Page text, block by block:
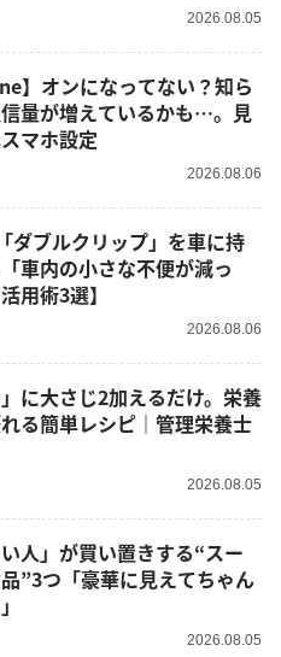
2026.08.05
量が増えているかも…。見
マホ設定
2026.08.06
車内の小さな不便が減っ
用術3選】
2026.08.06
に大さじ2加えるだけ。栄養
る簡単レシピ｜管理栄養士
2026.08.05
い人」が買い置きする“スー
”3つ「豪華に見えてちゃん
2026.08.05